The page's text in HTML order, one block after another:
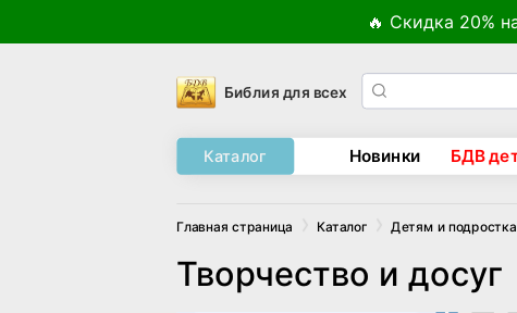
🔥 Скидка 20%
Библия для всех
Каталог Новинки БДВ
Главная страница Каталог Детям и
Творчество и досуг